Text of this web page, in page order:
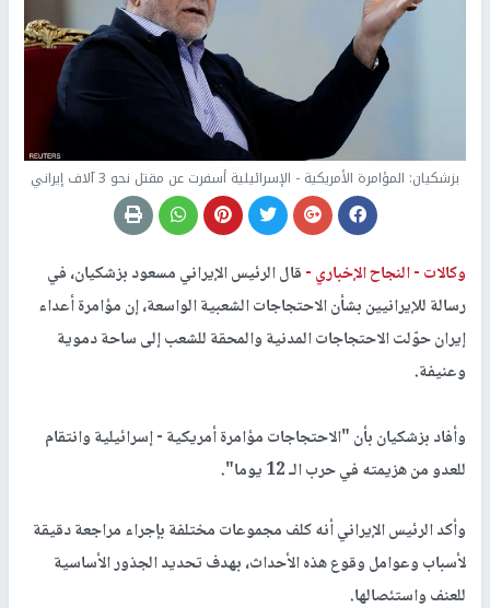
بزشكيان: المؤامرة الأمريكية - الإسرائيلية أسفرت عن مقتل نحو 3 آلاف إيراني
وكالات -النجاح الإخباري -قال الرئيس الإيراني مسعود بزشكيان، في
رسالة للإيرانيين بشأن الاحتجاجات الشعبية الواسعة، إن مؤامرة أعداء
إيران حوّلت الاحتجاجات المدنية والمحقة للشعب إلى ساحة دموية
وعنيفة.
وأفاد بزشكيان بأن "الاحتجاجات مؤامرة أمريكية - إسرائيلية وانتقام
للعدو من هزيمته في حرب الـ 12 يوما".
وأكد الرئيس الإيراني أنه كلف مجموعات مختلفة بإجراء مراجعة دقيقة
لأسباب وعوامل وقوع هذه الأحداث، بهدف تحديد الجذور الأساسية
للعنف واستئصالها.